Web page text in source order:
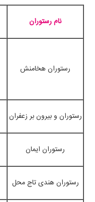
نام رستوران
رستوران هخامنش
رستوران و بیرون بر زعفران
رستوران ایمان
رستوران هندی تاج محل